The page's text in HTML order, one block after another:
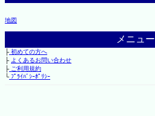
地図
メニュー
├初めての方へ
├ よくあるお問い合わせ
├ご利用規約
└ﾌﾟﾗｲﾊﾞｼｰﾎﾟﾘｼｰ